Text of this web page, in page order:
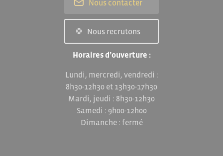
Nous contacter
Nous recrutons
Horaires d’ouverture :
Lundi, mercredi, vendredi :
8h30-12h30 et 13h30-17h30
Mardi, jeudi : 8h30-12h30
Samedi : 9h00-12h00
Dimanche : fermé